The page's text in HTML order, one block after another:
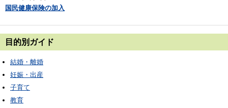
国民健康保険の加入
目的別ガイド
結婚・離婚
妊娠・出産
子育て
教育